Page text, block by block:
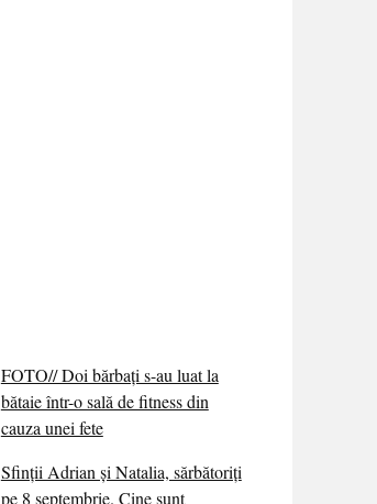
FOTO// Doi bărbați s-au luat la
bătaie într-o sală de fitness din
cauza unei fete
Sfinții Adrian și Natalia, sărbătoriți
pe 8 septembrie. Cine sunt